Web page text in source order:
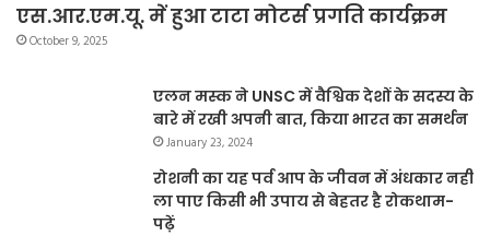
एस.आर.एम.यू. में हुआ टाटा मोटर्स प्रगति कार्यक्रम
October 9, 2025
एलन मस्क ने UNSC में वैश्विक देशों के सदस्य के
बारे में रखी अपनी बात, किया भारत का समर्थन
January 23, 2024
रोशनी का यह पर्व आप के जीवन में अंधकार नहीं
ला पाए किसी भी उपाय से बेहतर है रोकथाम-
पढ़ें